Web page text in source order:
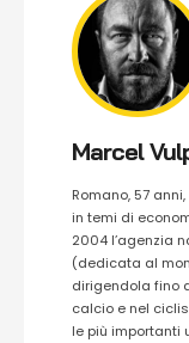
Marcel
Romano, 57
in temi di
2004 l’agenzia
(dedicata al
dirigendola fino
calcio e nel
le più importanti